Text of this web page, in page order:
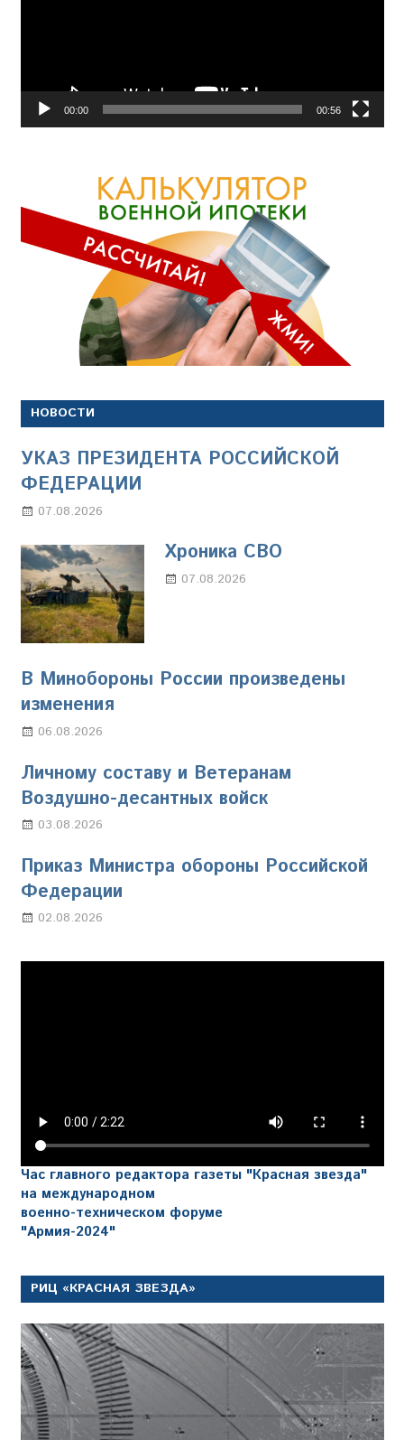
00:00 00:56
НОВОСТИ
УКАЗ ПРЕЗИДЕНТА РОССИЙСКОЙ
ФЕДЕРАЦИИ
07.08.2026
Хроника СВО
07.08.2026
В Минобороны России произведены
изменения
06.08.2026
Личному составу и Ветеранам
Воздушно-десантных войск
03.08.2026
Приказ Министра обороны Российской
Федерации
02.08.2026
Час главного редактора газеты "Красная звезда"
на международном
военно-техническом форуме
"Армия-2024"
РИЦ «КРАСНАЯ ЗВЕЗДА»